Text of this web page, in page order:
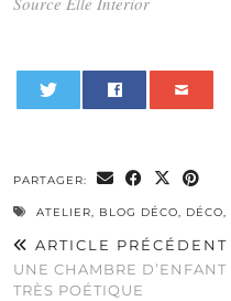
PARTAGER:
ATELIER, BLOG DÉCO, DÉCO,
ARTICLE PRÉCÉDENT
UNE CHAMBRE D’ENFANT
TRÈS POÉTIQUE